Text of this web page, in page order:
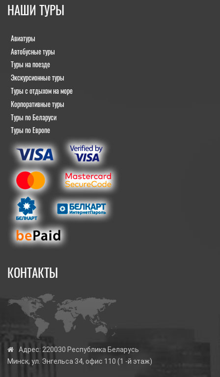
НАШИ ТУРЫ
Авиатуры
Автобусные туры
Туры на поезде
Экскурсионные туры
Туры с отдыхом на море
Корпоративные туры
Туры по Беларуси
Туры по Европе
КОНТАКТЫ
Адрес: 220030 Республика Беларусь
Минск, ул. Энгельса 34, офис 110 (1 -й этаж)